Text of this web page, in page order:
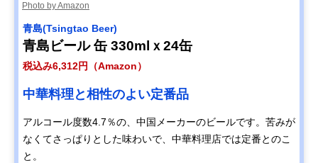
Photo by Amazon
‎青島(Tsingtao Beer)
青島ビール 缶 330mlｘ24缶
税込み6,312円（Amazon）
中華料理と相性のよい定番品
アルコール度数4.7％の、中国メーカーのビールです。苦みが
なくてさっぱりとした味わいで、中華料理店では定番とのこ
と。